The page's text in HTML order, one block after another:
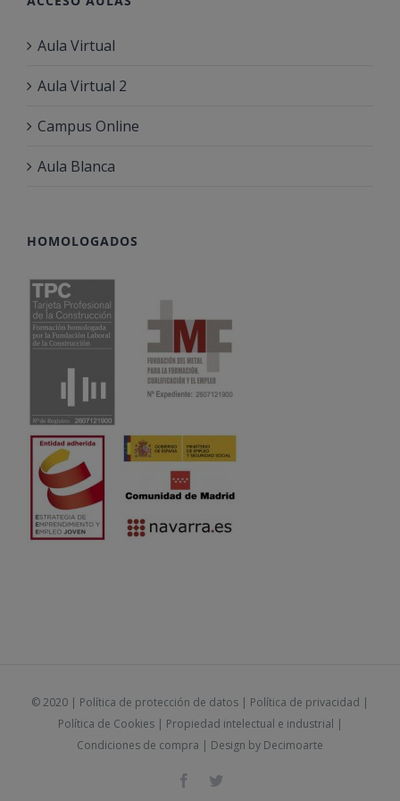
Aula Virtual
Aula Virtual 2
Campus Online
Aula Blanca
HOMOLOGADOS
© 2020 | Política de protección de datos | Política de privacidad |
Política de Cookies| Propiedad intelectual e industrial |
Condiciones de compra | Design by Decimoarte
Facebook